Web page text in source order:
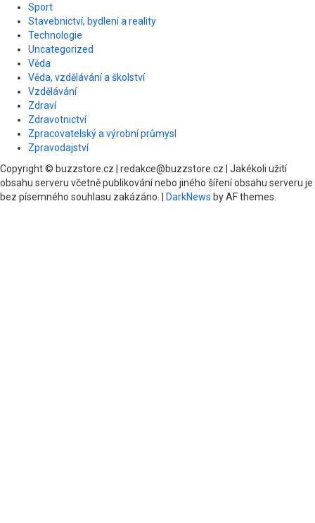
Sport
Stavebnictví, bydlení a reality
Technologie
Uncategorized
Věda
Věda, vzdělávání a školství
Vzdělávání
Zdraví
Zdravotnictví
Zpracovatelský a výrobní průmysl
Zpravodajství
Copyright © buzzstore.cz | redakce@buzzstore.cz | Jakékoli užití
obsahu serveru včetně publikování nebo jiného šíření obsahu serveru je
bez písemného souhlasu zakázáno. | DarkNews by AF themes.